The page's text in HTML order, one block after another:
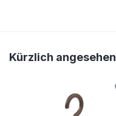
Kürzlich angesehen